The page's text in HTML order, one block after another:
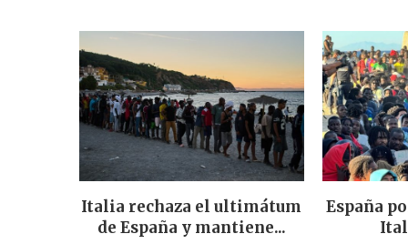
Italia rechaza el ultimátum
de España y mantiene...
España